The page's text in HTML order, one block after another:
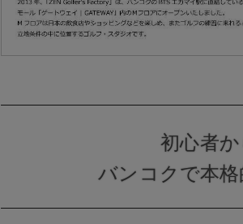
初心者
バンコクで本